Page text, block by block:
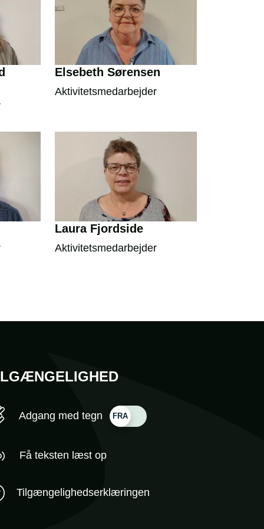
Elsebeth Sørensen
Aktivitetsmedarbejder
Laura Fjordside
Aktivitetsmedarbejder
Adgang med tegn
Få teksten læst op
Tilgængelighedserklæringen